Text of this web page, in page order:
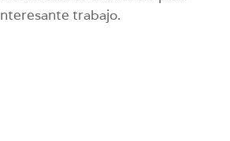
trabajo.